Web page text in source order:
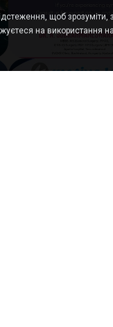
щоб зрозуміти,
на використання